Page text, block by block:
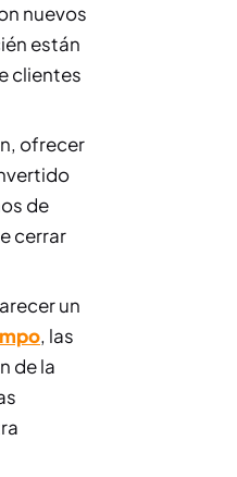
nuevos
están
clientes
ofrecer
de
cerrar
un
, las
de la